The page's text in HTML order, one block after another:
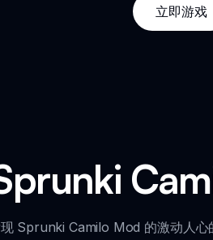
立即游戏
Sprunki Camilo Mod 的激动人心